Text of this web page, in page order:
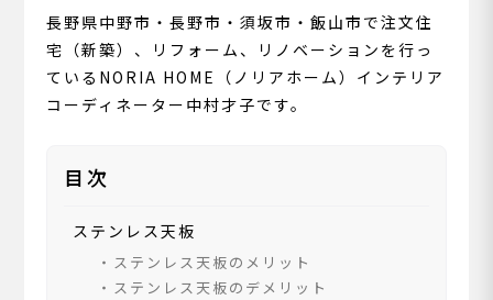
長野県中野市・長野市・須坂市・飯山市で注文住
宅（新築）、リフォーム、リノベーションを行っ
ているNORIA HOME（ノリアホーム）インテリア
コーディネーター中村才子です。
目次
ステンレス天板
ステンレス天板のメリット
ステンレス天板のデメリット